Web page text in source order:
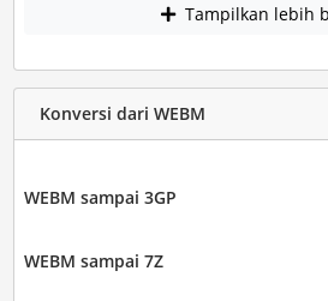
Tampilkan lebih
Konversi dari WEBM
WEBM sampai 3GP
WEBM sampai 7Z